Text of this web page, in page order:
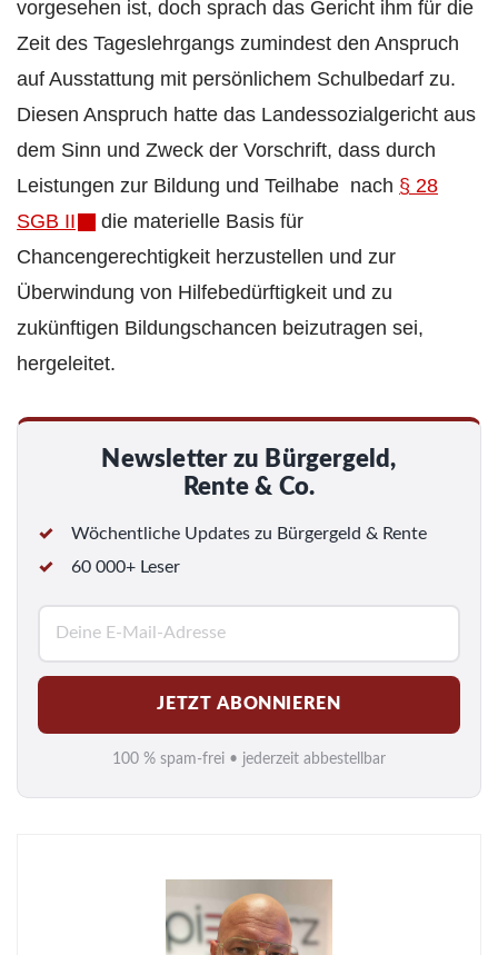
vorgesehen ist, doch sprach das Gericht ihm für die
Zeit des Tageslehrgangs zumindest den Anspruch
auf Ausstattung mit persönlichem Schulbedarf zu.
Diesen Anspruch hatte das Landessozialgericht aus
dem Sinn und Zweck der Vorschrift, dass durch
Leistungen zur Bildung und Teilhabe nach § 28
SGB II
die materielle Basis für
Chancengerechtigkeit herzustellen und zur
Überwindung von Hilfebedürftigkeit und zu
zukünftigen Bildungschancen beizutragen sei,
hergeleitet.
Newsletter zu Bürgergeld,
Rente & Co.
Wöchentliche Updates zu Bürgergeld & Rente
60 000+ Leser
M
a
i
l
*
JETZT ABONNIEREN
100 % spam-frei • jederzeit abbestellbar